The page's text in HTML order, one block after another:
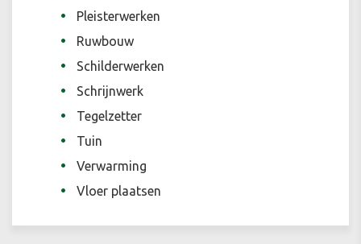
Pleisterwerken
Ruwbouw
Schilderwerken
Schrijnwerk
Tegelzetter
Tuin
Verwarming
Vloer plaatsen